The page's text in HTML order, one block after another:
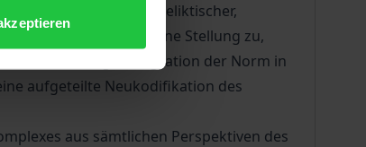
Folgefragen deliktischer,
eine herausgehobene Stellung zu,
vollständige Integration der Norm in
aufgeteilte Neukodifikation des
aus sämtlichen Perspektiven des